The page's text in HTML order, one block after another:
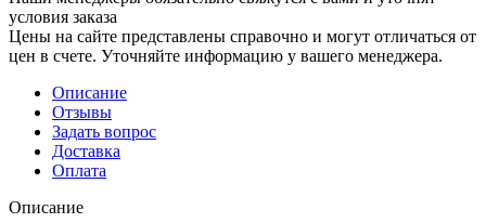
условия заказа
Цены на сайте представлены справочно и могут отличаться от
цен в счете. Уточняйте информацию у вашего менеджера.
Описание
Отзывы
Задать вопрос
Доставка
Оплата
Описание